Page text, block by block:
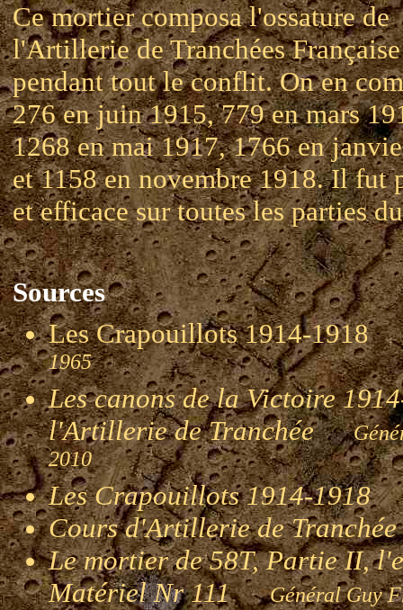
Ce mortier composa l'ossature de
l'Artillerie de Tranchées Française
pendant tout le conflit. On en
276 en juin 1915, 779 en mars
1268 en mai 1917, 1766 en
et 1158 en novembre 1918. Il fut
et efficace sur toutes les parties
Sources
Les Crapouillots 1914-
1965
Les canons de la Victoire
l'Artillerie de Tranchée
2010
Les Crapouillots 1914-1918
Cours d'Artillerie de Tranchée
Le mortier de 58T, Partie II,
Matériel Nr 111Général